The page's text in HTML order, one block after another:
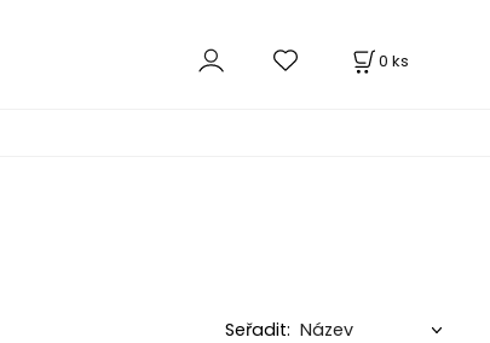
0 ks
Seřadit: